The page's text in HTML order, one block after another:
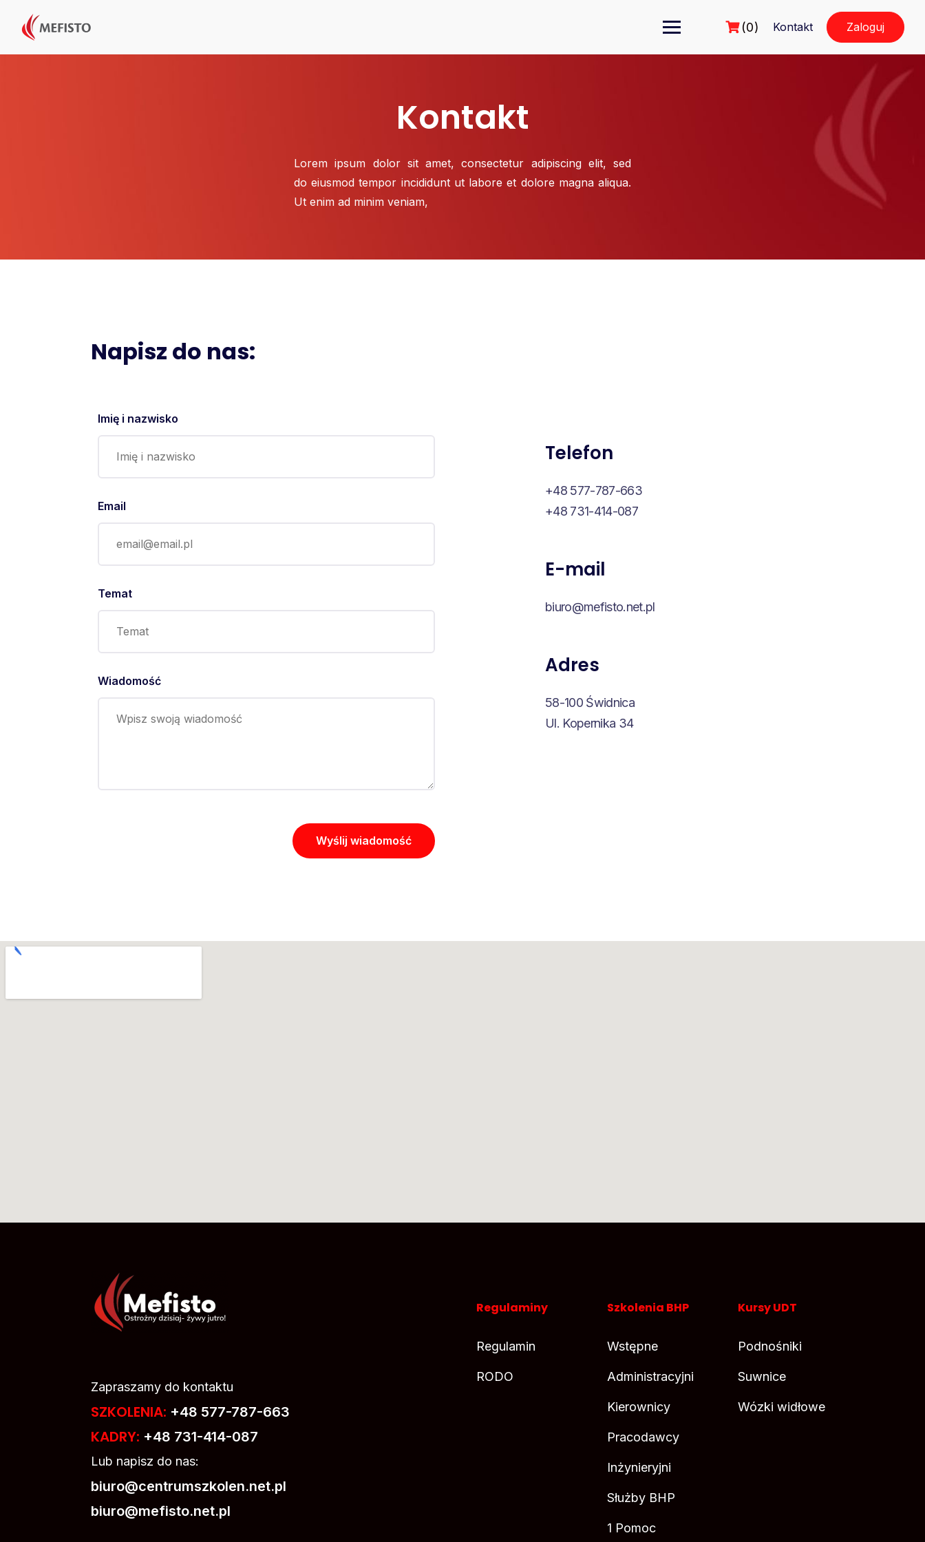
(0) Kontakt Zaloguj
Kontakt
Lorem ipsum dolor sit amet, consectetur adipiscing elit, sed
do eiusmod tempor incididunt ut labore et dolore magna aliqua.
Ut enim ad minim veniam,
Napisz do nas:
Imię i nazwisko
Email
Temat
Wiadomość
Wyślij wiadomość
Telefon
+48 577-787-663
+48 731-414-087
E-mail
biuro@mefisto.net.pl
Adres
58-100 Świdnica
Ul. Kopernika 34
Zapraszamy do kontaktu
SZKOLENIA: +48 577-787-663
KADRY: +48 731-414-087
Lub napisz do nas:
biuro@centrumszkolen.net.pl
biuro@mefisto.net.pl
Regulaminy
Regulamin
RODO
Szkolenia BHP
Wstępne
Administracyjni
Kierownicy
Pracodawcy
Inżynieryjni
Służby BHP
1 Pomoc
Kursy UDT
Podnośniki
Suwnice
Wózki widłowe